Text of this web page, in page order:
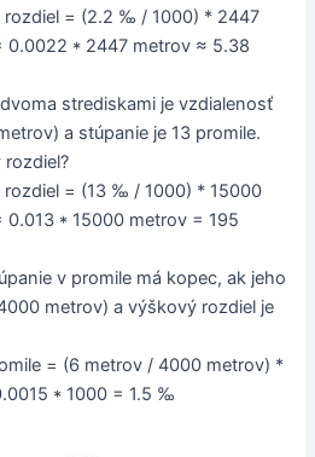
rozdiel = (2.2 ‰ / 1000) * 2447
0.0022 * 2447 metrov ≈ 5.38
strediskami je vzdialenosť
a stúpanie je 13 promile.
rozdiel = (13 ‰ / 1000) * 15000
0.013 * 15000 metrov = 195
v promile má kopec, ak jeho
metrov) a výškový rozdiel je
= (6 metrov / 4000 metrov) *
* 1000 = 1.5 ‰